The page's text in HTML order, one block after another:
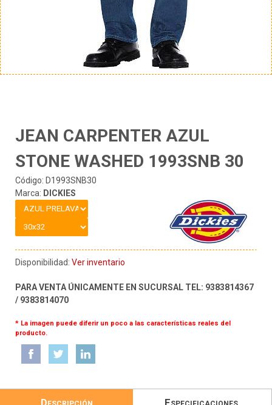
JEAN CARPENTER AZUL
STONE WASHED 1993SNB 30
Código: D1993SNB30
Marca: DICKIES
Disponibilidad: Ver inventario
PARA VENTA ÚNICAMENTE EN SUCURSAL TEL: 9383814367
/ 9383814070
* La imagen puede diferir un poco a las características reales del
producto.
Descripción Especificaciones